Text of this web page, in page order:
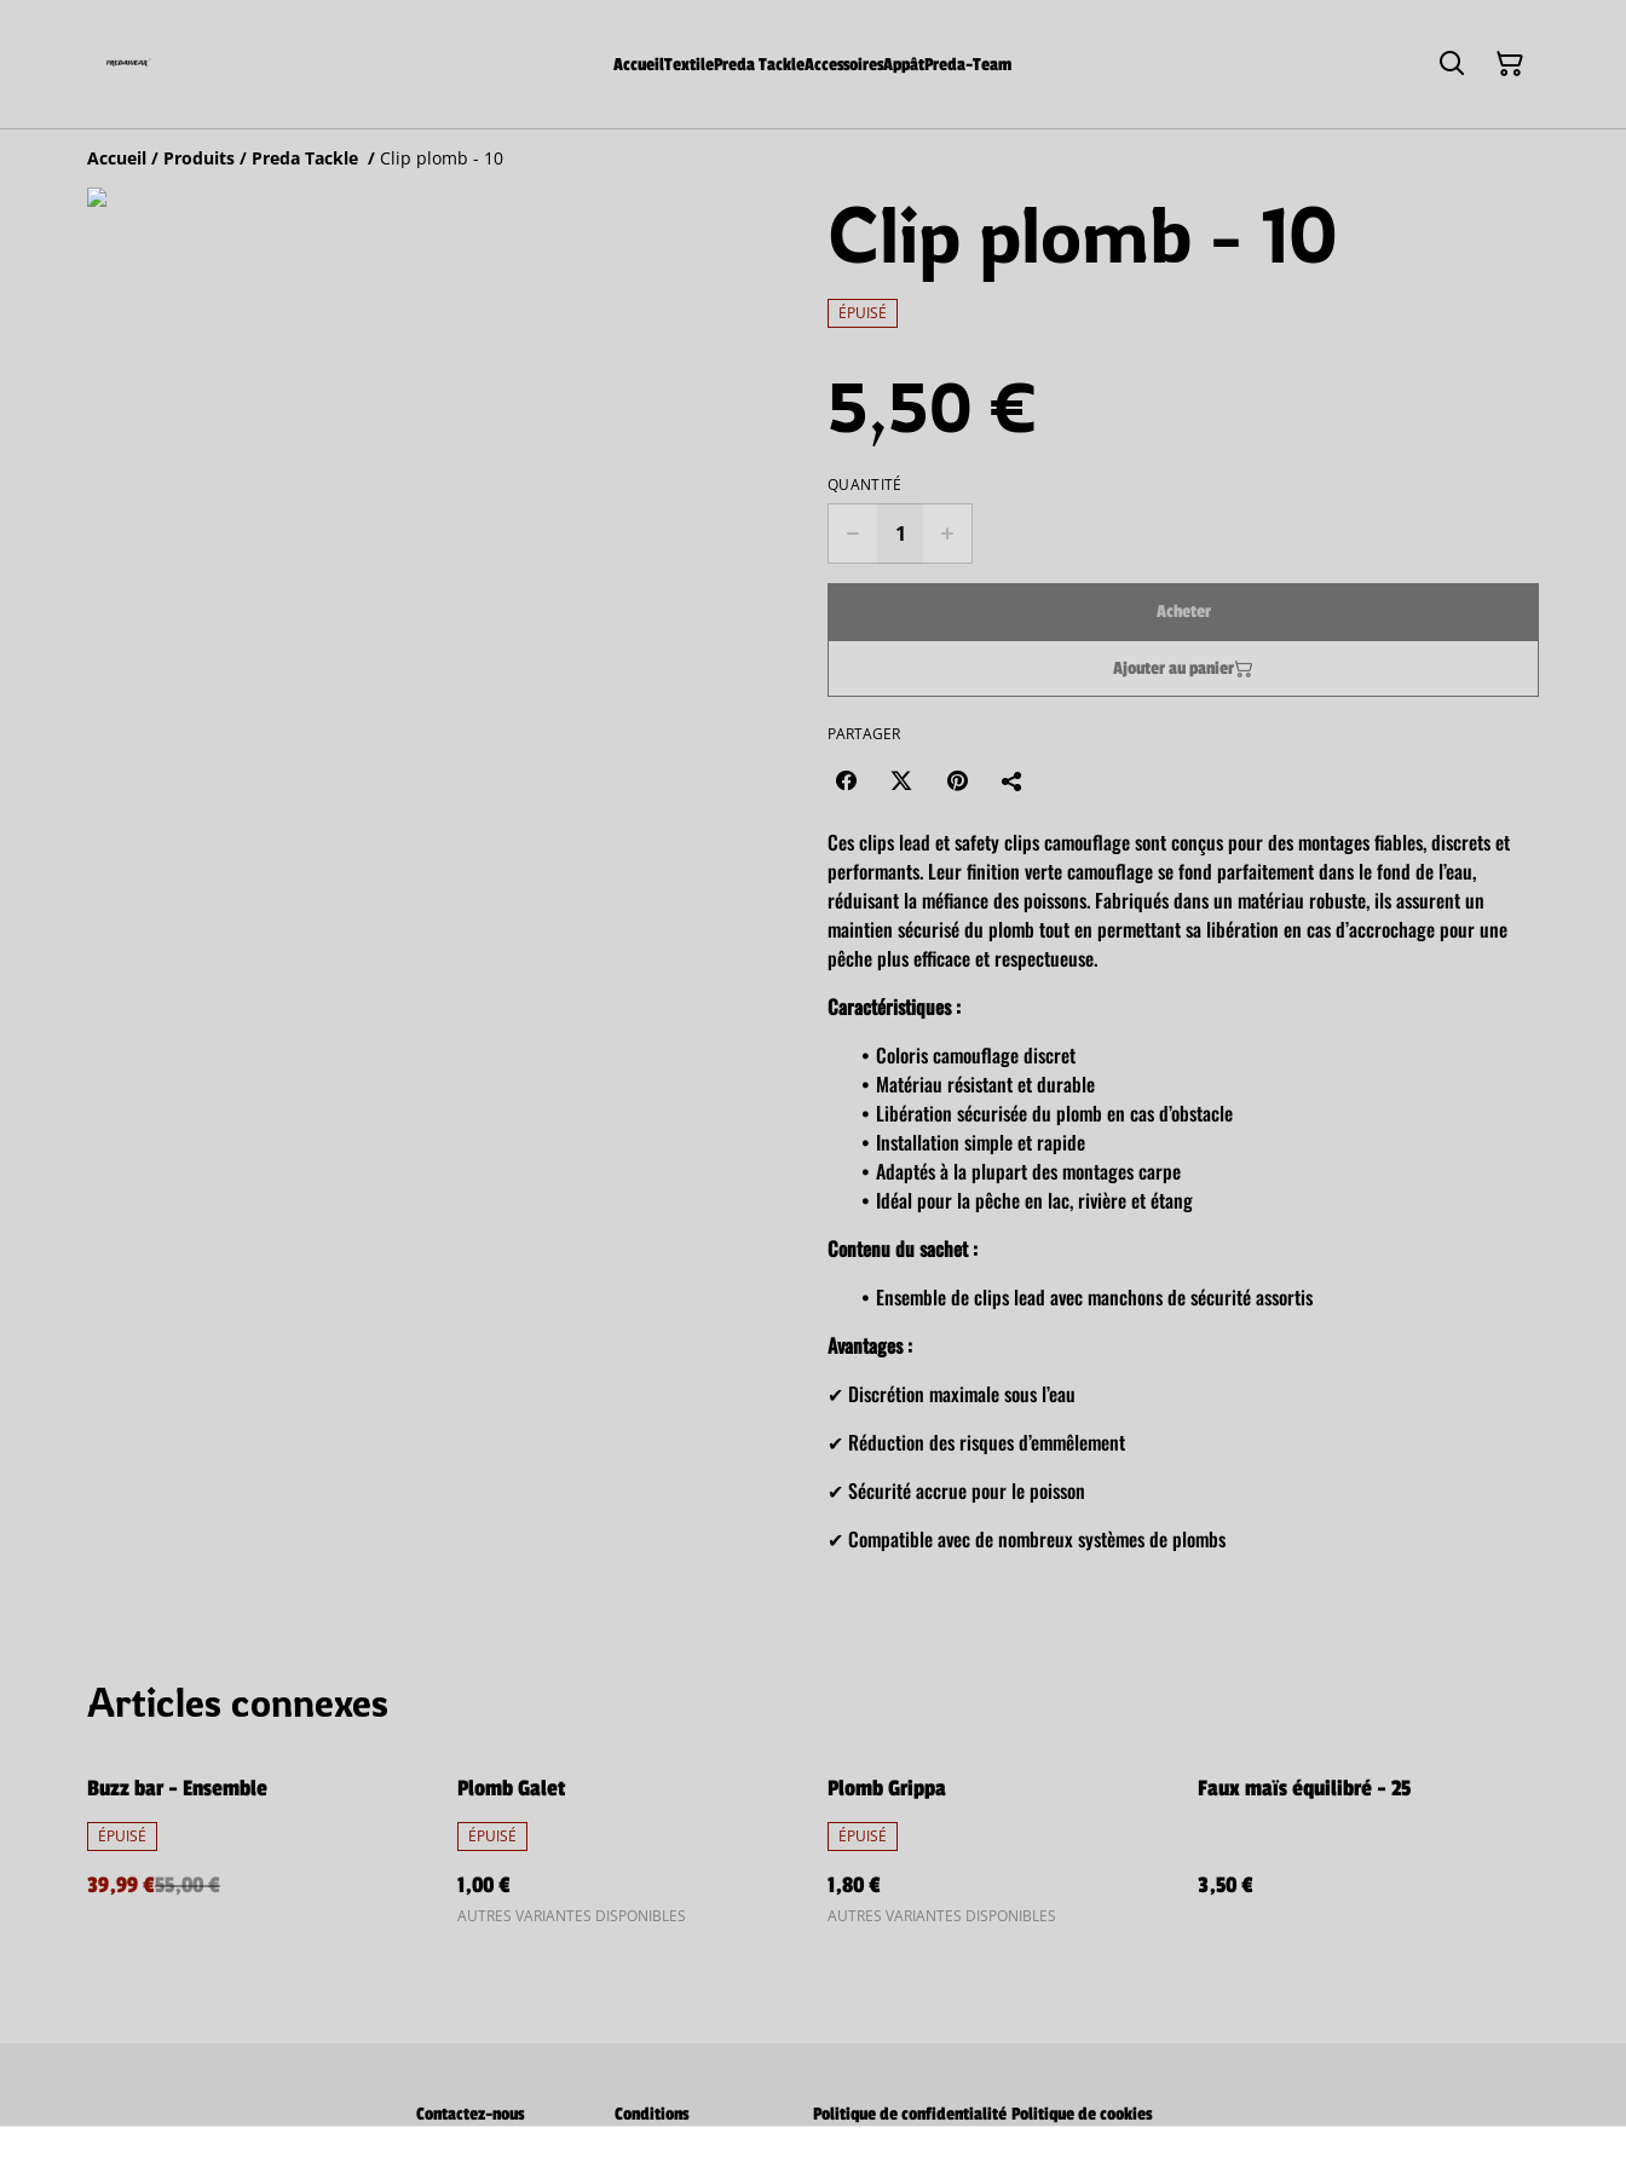
AccueilTextilePreda TackleAccessoiresAppâtPreda-Team
Accueil / Produits / Preda Tackle / Clip plomb - 10
Clip plomb - 10
ÉPUISÉ
5,50 €
QUANTITÉ
Acheter
Ajouter au panier
PARTAGER
Ces clips lead et safety clips camouflage sont conçus pour des montages fiables, discrets et
performants. Leur finition verte camouflage se fond parfaitement dans le fond de l’eau,
réduisant la méfiance des poissons. Fabriqués dans un matériau robuste, ils assurent un
maintien sécurisé du plomb tout en permettant sa libération en cas d’accrochage pour une
pêche plus efficace et respectueuse.
Caractéristiques :
Coloris camouflage discret
Matériau résistant et durable
Libération sécurisée du plomb en cas d’obstacle
Installation simple et rapide
Adaptés à la plupart des montages carpe
Idéal pour la pêche en lac, rivière et étang
Contenu du sachet :
Ensemble de clips lead avec manchons de sécurité assortis
Avantages :
✔ Discrétion maximale sous l’eau
✔ Réduction des risques d’emmêlement
✔ Sécurité accrue pour le poisson
✔ Compatible avec de nombreux systèmes de plombs
Articles connexes
%
Buzz bar - Ensemble
ÉPUISÉ
39,99 €55,00 €
Plomb Galet
ÉPUISÉ
1,00 €
AUTRES VARIANTES DISPONIBLES
Plomb Grippa
ÉPUISÉ
1,80 €
AUTRES VARIANTES DISPONIBLES
Faux maïs équilibré - 25
3,50 €
Contactez-nous Conditions Politique de confidentialité Politique de cookies